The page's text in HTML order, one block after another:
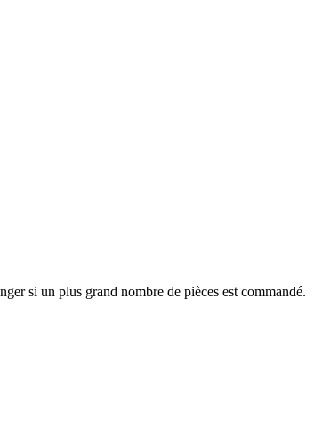
si un plus grand nombre de pièces est commandé.